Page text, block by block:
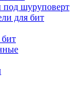
под шуруповерт
для бит